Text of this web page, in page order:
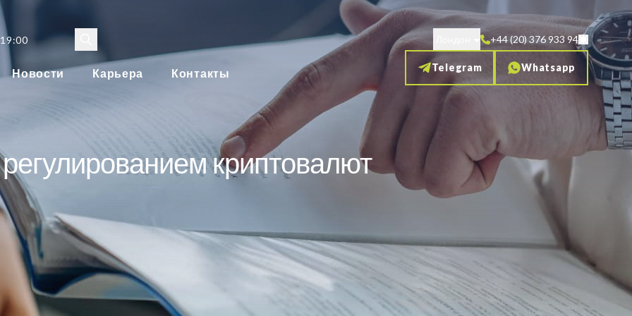
Новости Карьера Контакты
+44 (20) 376 933 94
Telegram Whatsapp
криптовалют